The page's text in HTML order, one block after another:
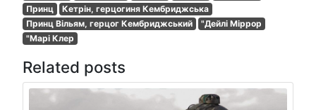
Принц
Кетрін, герцогиня Кембриджська
Принц Вільям, герцог Кембриджський
"Дейлі Міррор
"Марі Клер
Related posts